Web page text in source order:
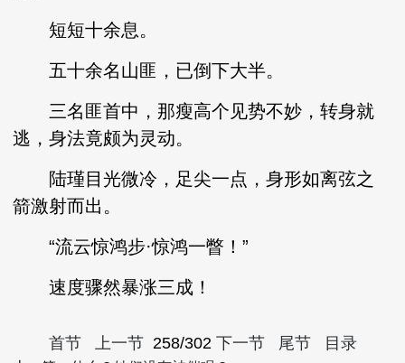
短短十余息。
五十余名山匪，已倒下大半。
三名匪首中，那瘦高个见势不妙，转身就
逃，身法竟颇为灵动。
陆瑾目光微冷，足尖一点，身形如离弦之
箭激射而出。
“流云惊鸿步·惊鸿一瞥！”
速度骤然暴涨三成！
首节 上一节 258/302 下一节 尾节 目录